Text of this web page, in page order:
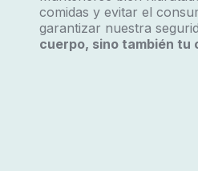
comidas y evitar el
garantizar nuestra
cuerpo, sino también tu